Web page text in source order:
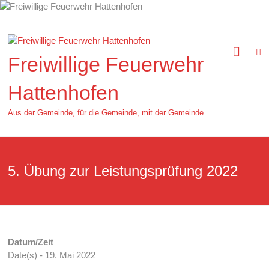
Zum
springen
Freiwillige Feuerwehr
Hattenhofen
Aus der Gemeinde, für die Gemeinde, mit der Gemeinde.
5. Übung zur Leistungsprüfung 2022
Datum/Zeit
Date(s) - 19. Mai 2022